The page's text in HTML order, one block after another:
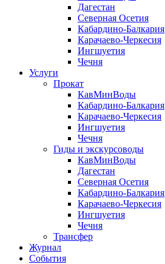
Дагестан
Северная Осетия
Кабардино-Балкария
Карачаево-Черкесия
Ингшуетия
Чечня
Услуги
Прокат
КавМинВоды
Кабардино-Балкария
Карачаево-Черкесия
Ингшуетия
Чечня
Гиды и экскурсоводы
КавМинВоды
Дагестан
Северная Осетия
Кабардино-Балкария
Карачаево-Черкесия
Ингшуетия
Чечня
Трансфер
Журнал
События